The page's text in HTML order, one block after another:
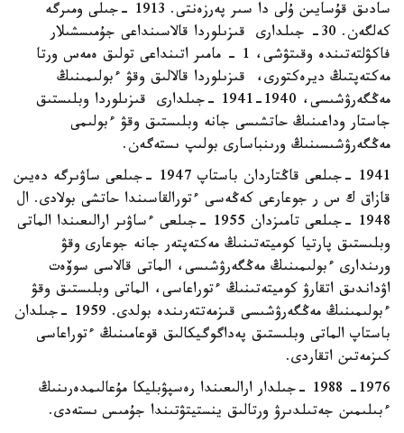
سادىق قۇسايىن ۇلى دا سىر پەرزەنتى. 1913 -جىلى ومىرگە
كەلگەن. 30- جىلدارى قىزىلوردا قالاسىنداعى جۇمىسشىلار
فاكۋلتەتىندە وقىتۋشى، 1 - مامىر اتىنداعى تولىق ەمەس ورتا
مەكتەپتىڭ ديرەكتورى، قىزىلوردا قالالىق وقۋ ءبولىمىنىڭ
مەڭگەرۋشىسى، 1940-1941 -جىلدارى قىزىلوردا وبلىستىق
جاستار وداعىنىڭ حاتشىسى جانە وبلىستىق وقۋ ءبولىمى
مەڭگەرۋشىسىنىڭ ورىنباسارى بولىپ ىستەگەن.
1941 -جىلعى قاڭتاردان باستاپ 1947 -جىلعى ساۋىرگە دەيىن
قازاق ك س ر جوعارعى كەڭەسى ءتورالقاسىندا حاتشى بولادى. ال
1948 -جىلعى تامىزدان 1955 -جىلعى ءساۋىر ارالىعىندا الماتى
وبلىستىق پارتيا كوميتەتىنىڭ مەكتەپتەر جانە جوعارى وقۋ
ورىندارى ءبولىمىنىڭ مەڭگەرۋشىسى، الماتى قالاسى سوۆەت
اۋداندىق اتقارۋ كوميتەتىنىڭ ءتوراعاسى، الماتى وبلىستىق وقۋ
ءبولىمىنىڭ مەڭگەرۋشىسى قىزمەتتەرىندە بولدى. 1959 -جىلدان
باستاپ الماتى وبلىستىق پەداگوگيكالىق قوعامىنىڭ ءتوراعاسى
كىزمەتىن اتقاردى.
1976- 1988 -جىلدار ارالىعىندا رەسپۋبليكا مۇعالىمدەرىنىڭ
ءبىلىمىن جەتىلدىرۋ ورتالىق ينستيتۋتىندا جۇمىس ىستەدى.